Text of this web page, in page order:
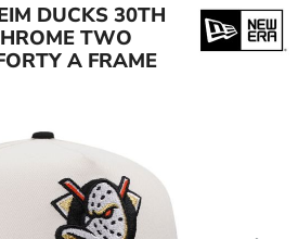
DUCKS 30TH
TWO
A FRAME